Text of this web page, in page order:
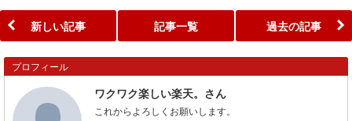
新しい記事 記事一覧 過去の記事
プロフィール
ワクワク楽しい楽天。さん
これからよろしくお願いします。